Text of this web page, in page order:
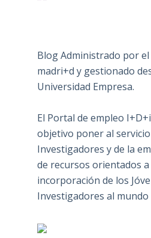
Blog Administrado por
madri+d y gestionado
Universidad Empresa.
El Portal de empleo
objetivo poner al
Investigadores y de la
de recursos orientados
incorporación de los
Investigadores al mundo